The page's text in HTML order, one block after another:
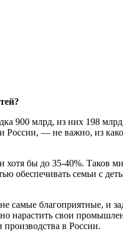
900 млрд, из них 198
— не важно, из
бы до 35-40%. Таков
обеспечивать семьи с
благоприятные, и
нарастить свои
в России.